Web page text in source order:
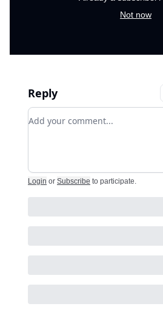
Not now
Reply
Add your comment
Login or Subscribe to participate.